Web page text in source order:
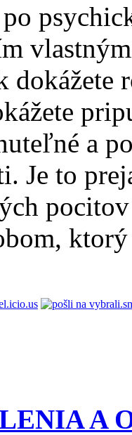
po
dokážete
a
Je to
A